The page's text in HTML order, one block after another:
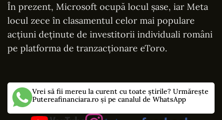
În prezent, Microsoft ocupă locul șase, iar Meta
locul zece în clasamentul celor mai populare
acțiuni deținute de investitorii individuali români
pe platforma de tranzacționare eToro.
Vrei să fii mereu la curent cu toate știrile? Urmărește
Putereafinanciara.ro și pe canalul de WhatsApp